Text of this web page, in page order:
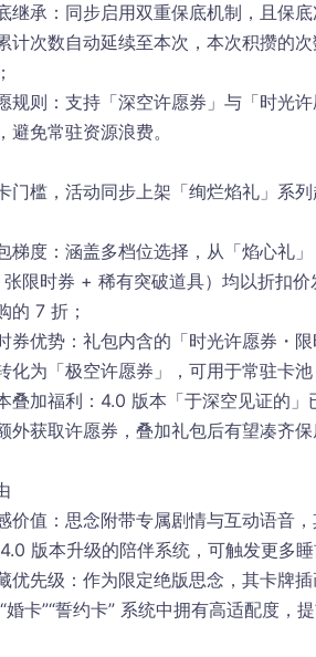
继承 ：同步启用双重保底机制，且保
计次数自动延续至本次，本次积攒的
规则 ：支持「深空许愿券」与「时光
避免常驻资源浪费。​
门槛，活动同步上架「绚烂焰礼」系
梯度：涵盖多档位选择，从「焰心礼
限时券 + 稀有突破道具）均以折扣
的 7 折；​
券优势：礼包内含的「时光许愿券・
化为「极空许愿券」，可用于常驻卡池
叠加福利 ：4.0 版本「于深空见证的
外获取许愿券，叠加礼包后有望凑齐保
价值 ：思念附带专属剧情与互动语音
版本升级的陪伴系统，可触发更多
优先级 ：作为限定绝版思念，其卡牌
婚卡”“誓约卡” 系统中拥有高适配度，